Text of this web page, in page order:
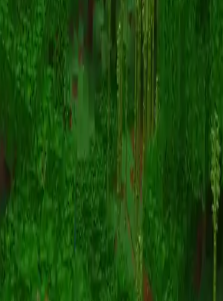
스킨 목록으로 돌아가기